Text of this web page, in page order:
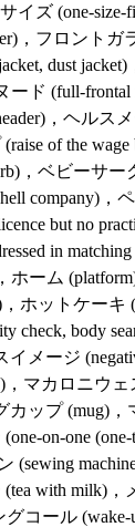
イズ (one-
，フロントガ
dust
ード (full-
，ヘルスメ
of the
，ベビーサ
company)，
but no
in
ホーム
，ホットケーキ
check, body
イメージ
，マカロニウェ
カップ (mug)，
on-one (one-
(sewing
with milk)，
グコール